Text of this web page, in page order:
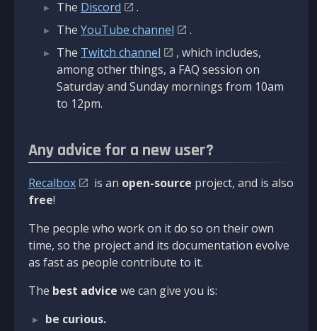
The Discord
.
The YouTube channel
.
The Twitch channel
, which includes,
among other things, a FAQ session on
Saturday and Sunday mornings from 10am
to 12pm.
Any advice for a new user?
Recalbox is an open-source project, and is also
free!
The people who work on it do so on their own
time, so the project and its documentation evolve
as fast as people contribute to it.
The best advice we can give you is:
be curious.